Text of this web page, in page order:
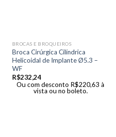
BROCAS E BROQUEIROS
Broca Cirúrgica Cilíndrica
Helicoidal de Implante Ø5.3 –
WF
R$232,24
Ou com desconto R$220,63 à
vista ou no boleto.